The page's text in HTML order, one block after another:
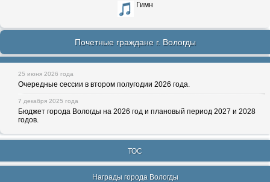
Гимн
Почетные граждане г. Вологды
25 июня 2026 года
Очередные сессии в втором полугодии 2026 года.
7 декабря 2025 года
Бюджет города Вологды на 2026 год и плановый период 2027 и 2028
годов.
ТОС
Награды города Вологды